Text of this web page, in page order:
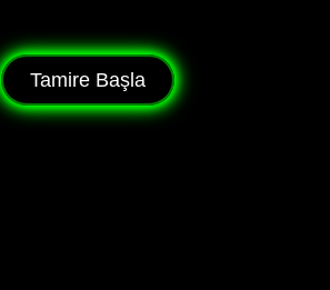
Tamire Başla